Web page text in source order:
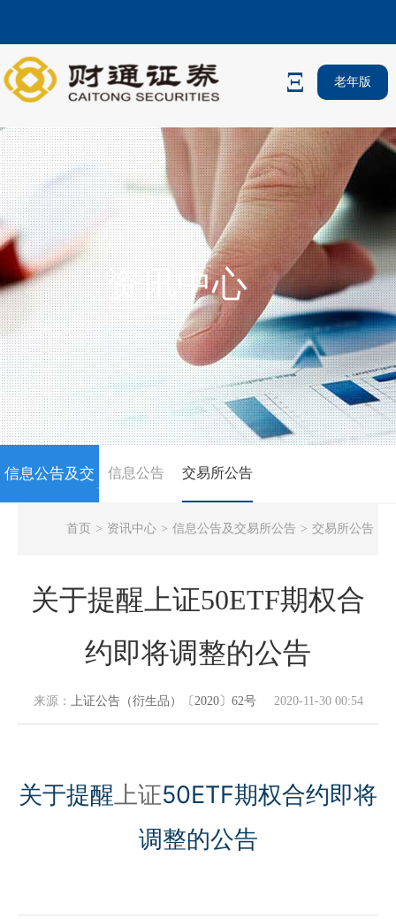
老年版
资讯中心
信息公告及交
易所公告
NEWS
信息公告 交易所公告
首页 > 资讯中心 > 信息公告及交易所公告 > 交易所公告
关于提醒上证50ETF期权合
约即将调整的公告
来源： 上证公告（衍生品）〔2020〕62号 2020-11-30 00:54
关于提醒上证50ETF期权合约即将
调整的公告